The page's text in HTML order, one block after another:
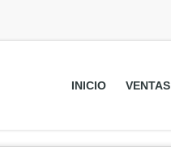
INICIO VENTAS